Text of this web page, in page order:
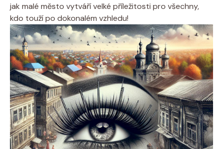
jak malé město vytváří velké příležitosti pro všechny,
kdo touží po dokonalém vzhledu!